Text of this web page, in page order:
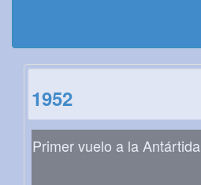
1952
Primer vuelo a la Antártida